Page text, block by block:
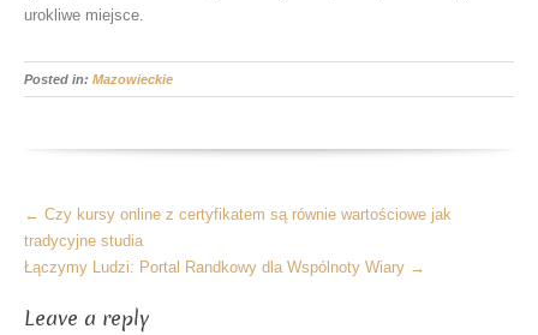
urokliwe miejsce.
Posted in: Mazowieckie
More
Articles
← Czy kursy online z certyfikatem są równie wartościowe jak
tradycyjne studia
Łączymy Ludzi: Portal Randkowy dla Wspólnoty Wiary →
Leave a reply